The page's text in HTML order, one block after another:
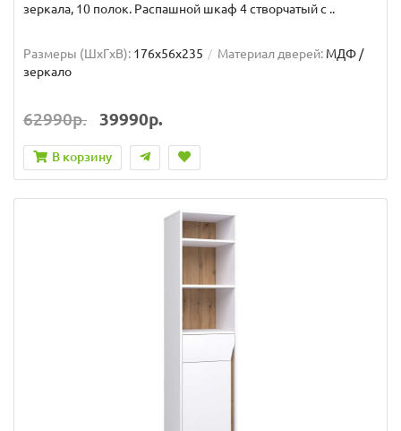
зеркала, 10 полок. Распашной шкаф 4 створчатый с ..
Размеры (ШxГxВ): 176x56x235 Материал дверей: МДФ /
зеркало
62990р. 39990р.
В корзину